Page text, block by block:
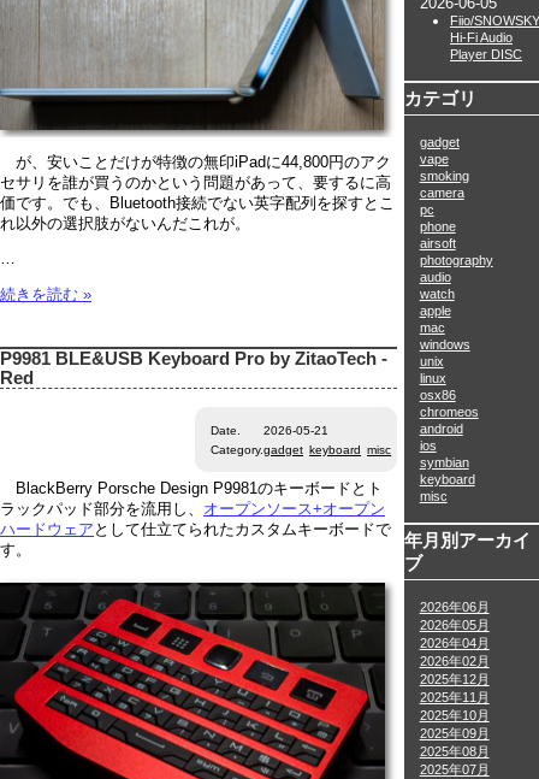
が、安いことだけが特徴の無印iPadに44,800円のアク
セサリを誰が買うのかという問題があって、要するに高
価です。でも、Bluetooth接続でない英字配列を探すとこ
れ以外の選択肢がないんだこれが。
続きを読む »
P9981 BLE&USB Keyboard Pro by ZitaoTech -
Red
Date.
2026-05-21
Category.gadget keyboard misc
BlackBerry Porsche Design P9981のキーボードとト
ラックパッド部分を流用し、 オープンソース+オープン
ハードウェア として仕立てられたカスタムキーボードで
す。
2026-06-05
Fiio/SNOWSKY
Hi-Fi Audio
Player DISC
カテゴリ
gadget
vape
smoking
camera
pc
phone
airsoft
photography
audio
watch
apple
mac
windows
unix
linux
osx86
chromeos
android
ios
symbian
keyboard
misc
年月別アーカイ
ブ
2026年06月
2026年05月
2026年04月
2026年02月
2025年12月
2025年11月
2025年10月
2025年09月
2025年08月
2025年07月